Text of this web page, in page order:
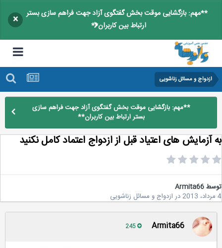
**مهم: بازگشایی موقت بخش گفتگوی آزاد جهت فراهم سازی بستر
ارتباط بین کاربران**
×
ازدواج و مسائل زناشویی
**مهم: بازگشایی موقت بخش گفتگوی آزاد جهت فراهم سازی
بستر ارتباط بین کاربران**
آزمایش های اعتیاد قبل از ازدواج اعتماد کامل نکنید
Armita66
درازدواج و مسائل زناشویی
Armita66